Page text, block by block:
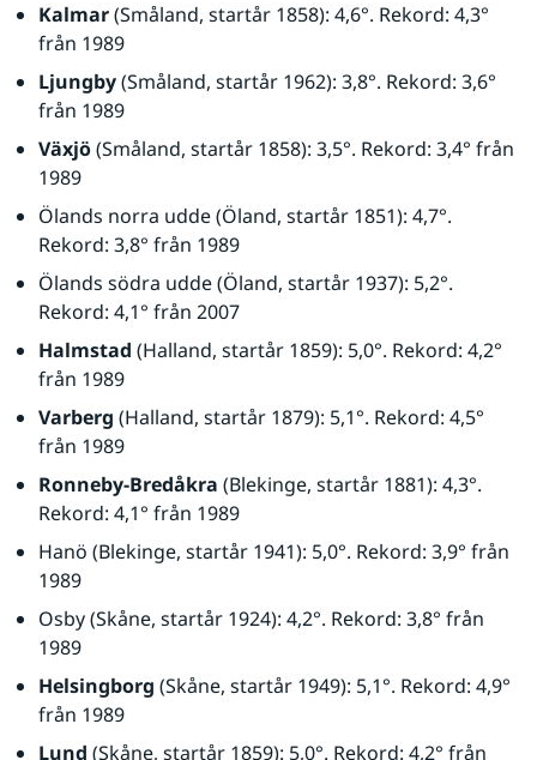
Kalmar (Småland, startår 1858): 4,6°. Rekord: 4,3°
från 1989
Ljungby (Småland, startår 1962): 3,8°. Rekord: 3,6°
från 1989
Växjö (Småland, startår 1858): 3,5°. Rekord: 3,4° från
1989
Ölands norra udde (Öland, startår 1851): 4,7°.
Rekord: 3,8° från 1989
Ölands södra udde (Öland, startår 1937): 5,2°.
Rekord: 4,1° från 2007
Halmstad (Halland, startår 1859): 5,0°. Rekord: 4,2°
från 1989
Varberg (Halland, startår 1879): 5,1°. Rekord: 4,5°
från 1989
Ronneby-Bredåkra (Blekinge, startår 1881): 4,3°.
Rekord: 4,1° från 1989
Hanö (Blekinge, startår 1941): 5,0°. Rekord: 3,9° från
1989
Osby (Skåne, startår 1924): 4,2°. Rekord: 3,8° från
1989
Helsingborg (Skåne, startår 1949): 5,1°. Rekord: 4,9°
från 1989
Lund (Skåne, startår 1859): 5,0°. Rekord: 4,2° från